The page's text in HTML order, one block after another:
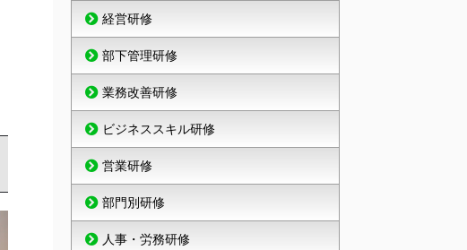
経営研修
部下管理研修
業務改善研修
ビジネススキル研修
営業研修
部門別研修
人事・労務研修